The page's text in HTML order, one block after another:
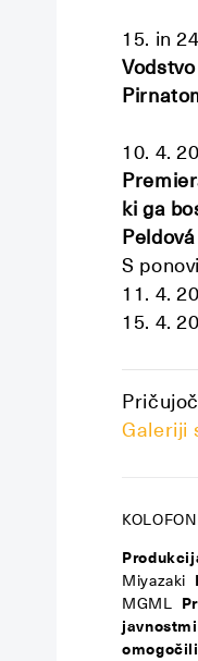
15. in
10. 4.
ki ga
S
11. 4.
15. 4.
Galeriji
KOLOFON
Miyazaki
MGML